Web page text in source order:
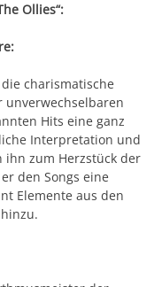
Ollies“:
charismatische
unverwechselbaren
Hits eine ganz
Interpretation und
ihn zum Herzstück der
den Songs eine
Elemente aus den